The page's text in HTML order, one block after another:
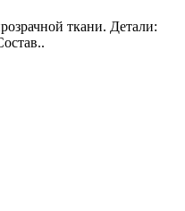
ткани. Детали: